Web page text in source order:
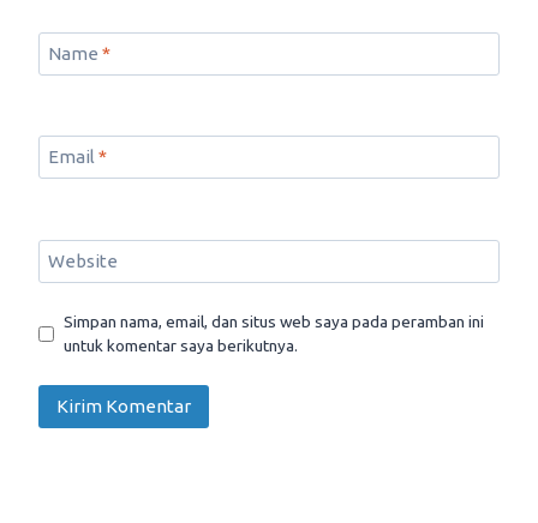
Name *
Email *
Website
Simpan nama, email, dan situs web saya pada peramban ini
untuk komentar saya berikutnya.